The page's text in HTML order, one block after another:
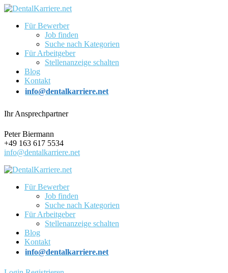
Für Bewerber
Job finden
Suche nach Kategorien
Für Arbeitgeber
Stellenanzeige schalten
Blog
Kontakt
info@dentalkarriere.net
Ihr Ansprechpartner
Peter Biermann
+49 163 617 5534
info@dentalkarriere.net
Für Bewerber
Job finden
Suche nach Kategorien
Für Arbeitgeber
Stellenanzeige schalten
Blog
Kontakt
info@dentalkarriere.net